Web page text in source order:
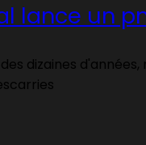
lance un
dizaines